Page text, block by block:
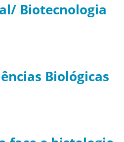
Biotecnologia
Biológicas